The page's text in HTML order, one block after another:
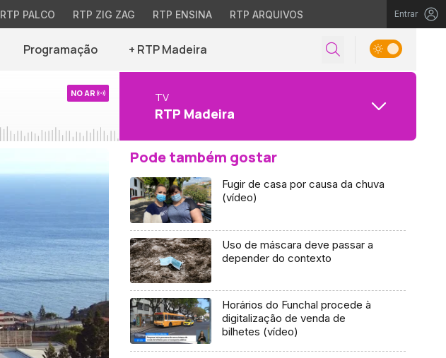
RTP PALCO RTP ZIG ZAG RTP ENSINA RTP ARQUIVOS Entrar
Programação + RTP Madeira
NO AR TV
RTP Madeira
Pode também gostar
Fugir de casa por causa da chuva
(vídeo)
Uso de máscara deve passar a
depender do contexto
Horários do Funchal procede à
digitalização de venda de
bilhetes (vídeo)